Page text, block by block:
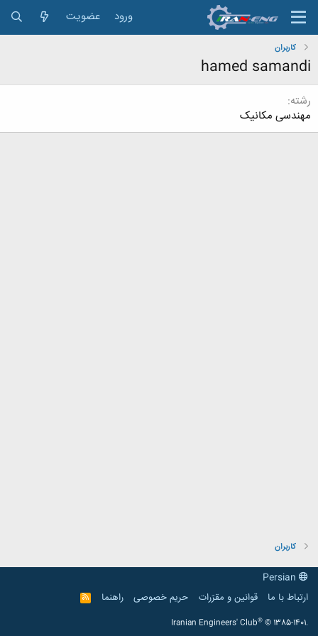
ورود عضویت
کاربران
hamed samandi
رشته
مهندسی مکانیک
کاربران
ارتباط با ما
قوانین و مقرّرات حریم خصوصی راهنما
R
S
Iranian Engineers' Club® © 1385-1401.